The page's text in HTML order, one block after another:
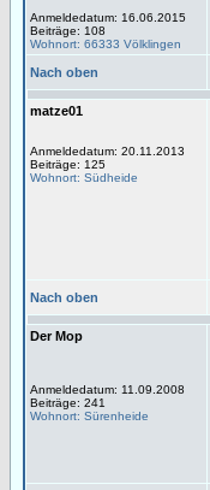
Anmeldedatum: 16.06.2015
Beiträge: 108
Wohnort: 66333 Völklingen
Nach oben
matze01
Anmeldedatum: 20.11.2013
Beiträge: 125
Wohnort: Südheide
Nach oben
Der Mop
Anmeldedatum: 11.09.2008
Beiträge: 241
Wohnort: Sürenheide